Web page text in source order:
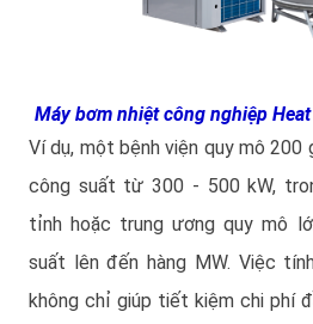
Máy bơm nhiệt công nghiệp
Ví dụ, một bệnh viện quy mô
công suất từ 300 - 500 kW,
tỉnh hoặc trung ương quy mô
suất lên đến hàng MW. Việc
không chỉ giúp tiết kiệm chi phí